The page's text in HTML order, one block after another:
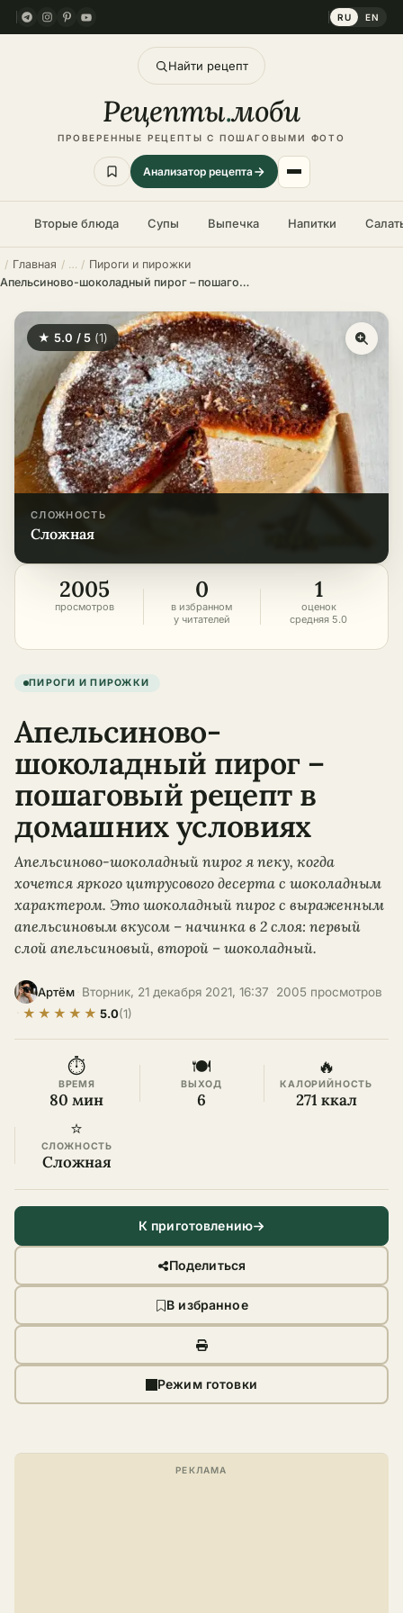
RU EN
Найти рецепт
Рецепты.моби
ПРОВЕРЕННЫЕ РЕЦЕПТЫ С ПОШАГОВЫМИ ФОТО
Анализатор рецепта
Вторые блюда Супы Выпечка Напитки
Главная
Пироги и пирожки
Апельсиново-шоколадный пирог – пошаговый рецепт в домашних условиях
★ 5.0 / 5 (1)
СЛОЖНОСТЬ
сложная
2005
просмотров
0
в избранном
у читателей
1
оценок
средняя 5.0
ПИРОГИ И ПИРОЖКИ
Апельсиново-
шоколадный пирог –
пошаговый рецепт в
домашних условиях
Апельсиново-шоколадный пирог я пеку, когда
хочется яркого цитрусового десерта с шоколадным
характером. Это шоколадный пирог с выраженным
апельсиновым вкусом – начинка в 2 слоя: первый
слой апельсиновый, второй – шоколадный.
Артём Вторник, 21 декабря 2021, 16:37
2005 просмотров
★ ★ ★ ★ ★ 5.0(1)
⏱
ВРЕМЯ
80 мин
🍽
ВЫХОД
6
🔥
КАЛОРИЙНОСТЬ
271 ккал
⭐
СЛОЖНОСТЬ
Сложная
К приготовлению
Поделиться
В избранное
Режим готовки